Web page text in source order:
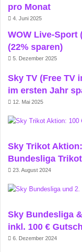
pro Monat
4. Juni 2025
WOW Live-Sport
(22% sparen)
5. Dezember 2025
Sky TV (Free TV
im ersten Jahr
12. Mai 2025
Sky Trikot
Bundesliga
23. August 2024
Sky Bundesliga
inkl. 100 €
6. Dezember 2024